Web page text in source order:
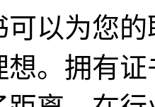
可以为您
想。拥有